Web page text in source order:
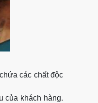
các chất độc
của khách hàng.